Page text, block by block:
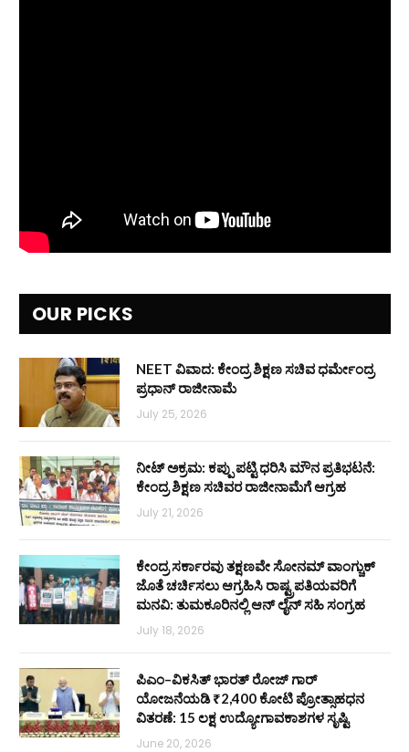
OUR PICKS
NEET ವಿವಾದ: ಕೇಂದ್ರ ಶಿಕ್ಷಣ ಸಚಿವ ಧರ್ಮೇಂದ್ರ
ಪ್ರಧಾನ್ ರಾಜೀನಾಮೆ
July 25, 2026
ನೀಟ್ ಅಕ್ರಮ: ಕಪ್ಪು ಪಟ್ಟಿ ಧರಿಸಿ ಮೌನ ಪ್ರತಿಭಟನೆ:
ಕೇಂದ್ರ ಶಿಕ್ಷಣ ಸಚಿವರ ರಾಜೀನಾಮೆಗೆ ಆಗ್ರಹ
July 21, 2026
ಕೇಂದ್ರ ಸರ್ಕಾರವು ತಕ್ಷಣವೇ ಸೋನಮ್ ವಾಂಗ್ಚುಕ್
ಜೊತೆ ಚರ್ಚಿಸಲು ಆಗ್ರಹಿಸಿ ರಾಷ್ಟ್ರಪತಿಯವರಿಗೆ
ಮನವಿ: ತುಮಕೂರಿನಲ್ಲಿ ಆನ್‌ ಲೈನ್ ಸಹಿ ಸಂಗ್ರಹ
July 18, 2026
ಪಿಎಂ–ವಿಕಸಿತ್ ಭಾರತ್ ರೋಜ್‌ ಗಾರ್
ಯೋಜನೆಯಡಿ ₹2,400 ಕೋಟಿ ಪ್ರೋತ್ಸಾಹಧನ
ವಿತರಣೆ: 15 ಲಕ್ಷ ಉದ್ಯೋಗಾವಕಾಶಗಳ ಸೃಷ್ಟಿ
June 20, 2026